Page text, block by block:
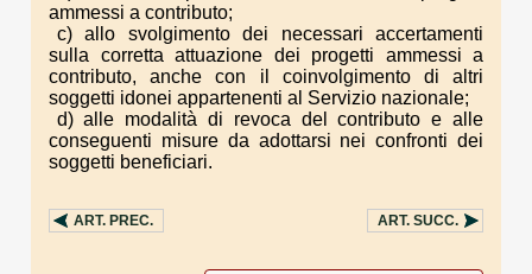
ammessi a contributo;
c) allo svolgimento dei necessari accertamenti
sulla corretta attuazione dei progetti ammessi a
contributo, anche con il coinvolgimento di altri
soggetti idonei appartenenti al Servizio nazionale;
d) alle modalità di revoca del contributo e alle
conseguenti misure da adottarsi nei confronti dei
soggetti beneficiari.
ART. PREC. ART. SUCC.